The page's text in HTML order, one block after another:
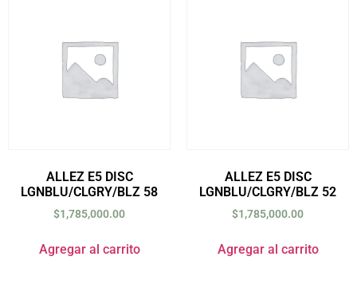
ALLEZ E5 DISC
LGNBLU/CLGRY/BLZ 58
$1,785,000.00
Agregar al carrito
ALLEZ E5 DISC
LGNBLU/CLGRY/BLZ 52
$1,785,000.00
Agregar al carrito